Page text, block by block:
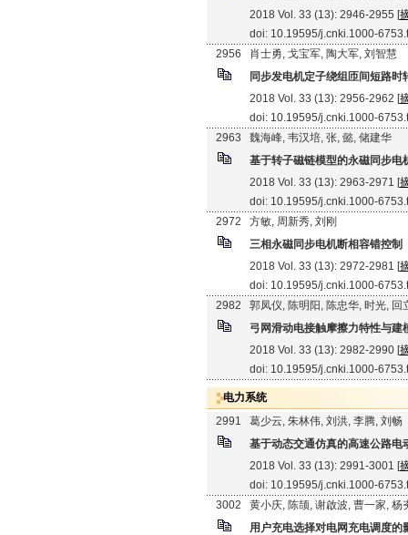
2018 Vol. 33 (13): 2946-2955 [
doi: 10.19595/j.cnki.1000-
2956
肖士勇, 戈宝军, 陶大军, 刘智慧
同步发电机定子绕组匝间短路时
2018 Vol. 33 (13): 2956-2962 [
doi: 10.19595/j.cnki.1000-
2963
魏海峰, 韦汉培, 张, 懿, 储建华
基于转子磁链模型的永磁同步电
2018 Vol. 33 (13): 2963-2971 [
doi: 10.19595/j.cnki.1000-
2972
方敏, 周新秀, 刘刚
三相永磁同步电机断相容错控制
2018 Vol. 33 (13): 2972-2981 [
doi: 10.19595/j.cnki.1000-
2982
郭凤仪, 陈明阳, 陈忠华, 时光, 回
弓网滑动电接触摩擦力特性与建
2018 Vol. 33 (13): 2982-2990 [
doi: 10.19595/j.cnki.1000-
电力系统
2991
葛少云, 朱林伟, 刘洪, 李腾, 刘畅
基于动态交通仿真的高速公路电
2018 Vol. 33 (13): 2991-3001 [
doi: 10.19595/j.cnki.1000-
3002
黄小庆, 陈颉, 谢啟波, 曹一家, 杨
用户充电选择对电网充电调度的